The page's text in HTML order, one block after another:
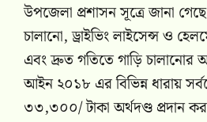
উপজেলা প্রশাসন সূত্রে জানা
চালানো, ড্রাইভিং লাইসেন্স ও
এবং দ্রুত গতিতে গাড়ি
আইন ২০১৮ এর বিভিন্ন ধারায়
৩৩,৩০০/ টাকা অর্থদণ্ড প্রদান